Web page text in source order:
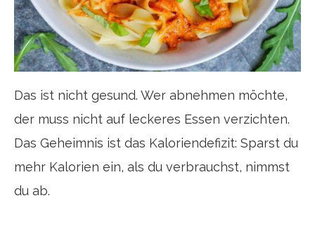
Das ist nicht gesund. Wer abnehmen möchte,
der muss nicht auf leckeres Essen verzichten.
Das Geheimnis ist das Kaloriendefizit: Sparst du
mehr Kalorien ein, als du verbrauchst, nimmst
du ab.